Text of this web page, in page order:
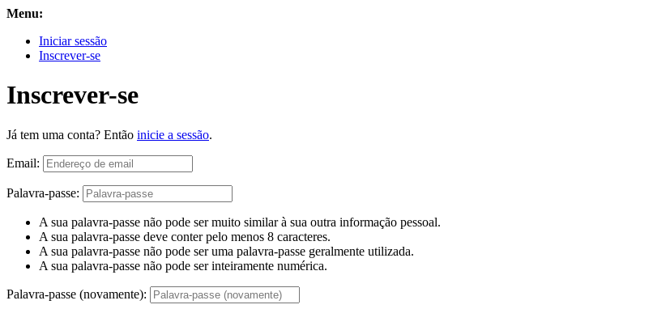
Menu:
Iniciar sessão
Inscrever-se
Inscrever-se
Já tem uma conta? Então inicie a sessão.
Email:
Palavra-passe:
A sua palavra-passe não pode ser muito similar à sua outra informação pessoal.
A sua palavra-passe deve conter pelo menos 8 caracteres.
A sua palavra-passe não pode ser uma palavra-passe geralmente utilizada.
A sua palavra-passe não pode ser inteiramente numérica.
Palavra-passe (novamente):